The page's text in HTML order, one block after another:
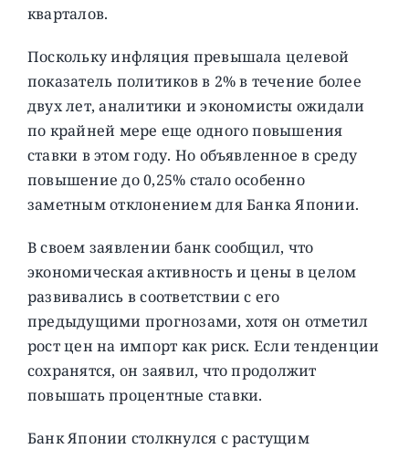
кварталов.
Поскольку инфляция превышала целевой
показатель политиков в 2% в течение более
двух лет, аналитики и экономисты ожидали
по крайней мере еще одного повышения
ставки в этом году. Но объявленное в среду
повышение до 0,25% стало особенно
заметным отклонением для Банка Японии.
В своем заявлении банк сообщил, что
экономическая активность и цены в целом
развивались в соответствии с его
предыдущими прогнозами, хотя он отметил
рост цен на импорт как риск. Если тенденции
сохранятся, он заявил, что продолжит
повышать процентные ставки.
Банк Японии столкнулся с растущим